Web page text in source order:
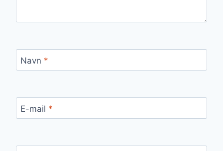
Navn *
E-mail *